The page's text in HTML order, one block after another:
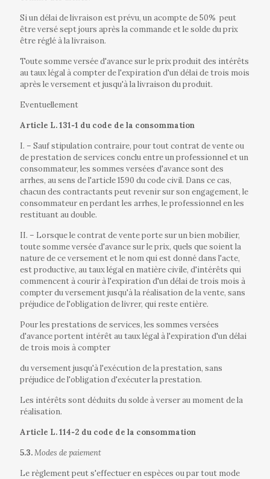
Si un délai de livraison est prévu, un acompte de 50% peut
être versé sept jours après la commande et le solde du prix
être réglé à la livraison.
Toute somme versée d'avance sur le prix produit des intérêts
au taux légal à compter de l'expiration d'un délai de trois mois
après le versement et jusqu'à la livraison du produit.
Eventuellement
Article L. 131‐1 du code de la consommation
I. – Sauf stipulation contraire, pour tout contrat de vente ou
de prestation de services conclu entre un professionnel et un
consommateur, les sommes versées d'avance sont des
arrhes, au sens de l'article 1590 du code civil. Dans ce cas,
chacun des contractants peut revenir sur son engagement, le
consommateur en perdant les arrhes, le professionnel en les
restituant au double.
II. – Lorsque le contrat de vente porte sur un bien mobilier,
toute somme versée d'avance sur le prix, quels que soient la
nature de ce versement et le nom qui est donné dans l'acte,
est productive, au taux légal en matière civile, d'intérêts qui
commencent à courir à l'expiration d'un délai de trois mois à
compter du versement jusqu'à la réalisation de la vente, sans
préjudice de l'obligation de livrer, qui reste entière.
Pour les prestations de services, les sommes versées
d'avance portent intérêt au taux légal à l'expiration d'un délai
de trois mois à compter
du versement jusqu'à l'exécution de la prestation, sans
préjudice de l'obligation d'exécuter la prestation.
Les intérêts sont déduits du solde à verser au moment de la
réalisation.
Article L. 114‐2 du code de la consommation
5.3.Modes de paiement
Le règlement peut s'effectuer en espèces ou par tout mode